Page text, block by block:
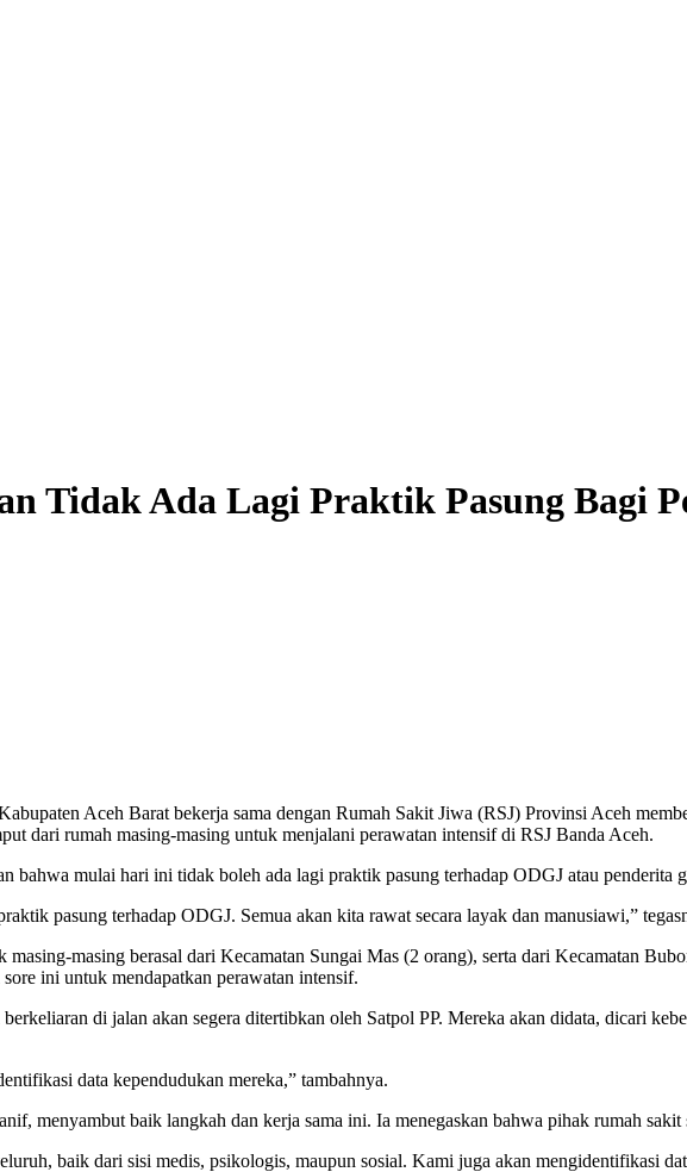
Tidak Ada Lagi Praktik Pasung Bagi
Aceh Barat bekerja sama dengan Rumah Sakit Jiwa (RSJ) Provinsi Aceh
dari rumah masing-masing untuk menjalani perawatan intensif di RSJ Banda Aceh.
bahwa mulai hari ini tidak boleh ada lagi praktik pasung terhadap ODGJ atau penderita
pasung terhadap ODGJ. Semua akan kita rawat secara layak dan manusiawi,”
masing berasal dari Kecamatan Sungai Mas (2 orang), serta dari Kecamatan
ini untuk mendapatkan perawatan intensif.
di jalan akan segera ditertibkan oleh Satpol PP. Mereka akan didata, dicari
data kependudukan mereka,” tambahnya.
menyambut baik langkah dan kerja sama ini. Ia menegaskan bahwa pihak rumah
baik dari sisi medis, psikologis, maupun sosial. Kami juga akan mengidentifikasi